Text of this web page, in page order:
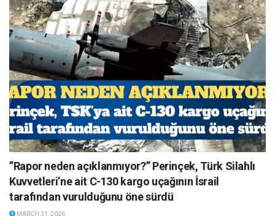
”Rapor neden açıklanmıyor?” Perinçek, Türk Silahlı
Kuvvetleri’ne ait C-130 kargo uçağının İsrail
tarafından vurulduğunu öne sürdü
MARCH 31, 2026